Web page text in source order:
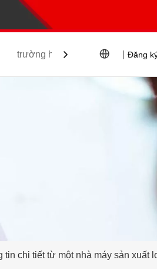
trường hợp Blog Liên hệ
Đăng
chi tiết từ một nhà máy sản xuất